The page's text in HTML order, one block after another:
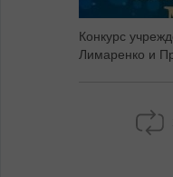
Конкурс
Лимаренко и